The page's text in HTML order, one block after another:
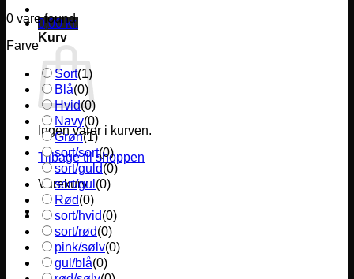
0,00 kr.
Kurv
Ingen varer i kurven.
Tilbage til shoppen
Varekurv
0 vare found
Farve
Sort(1)
Blå(0)
Hvid(0)
Navy(0)
Grøn(1)
sort/sort(0)
sort/guld(0)
sort/gul (0)
Rød(0)
sort/hvid(0)
sort/rød(0)
pink/sølv(0)
gul/blå(0)